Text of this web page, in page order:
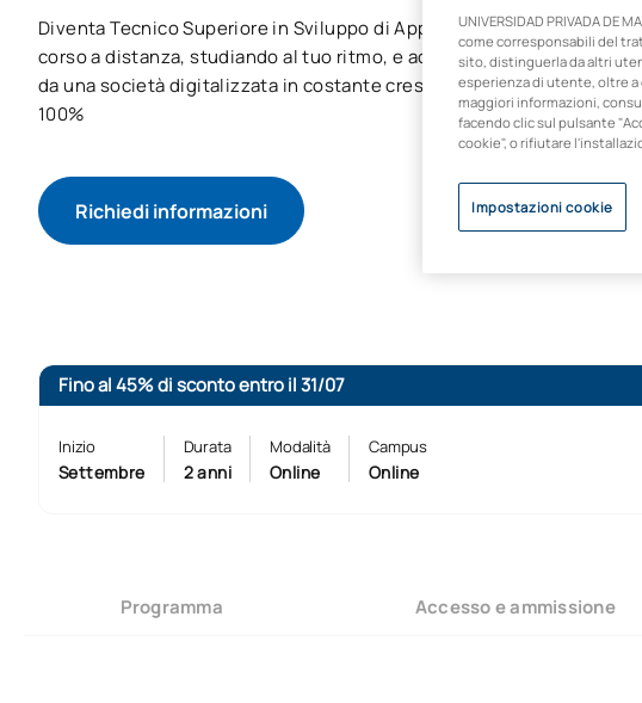
Diventa Tecnico Superiore in Sviluppo di Applicazioni
corso a distanza, studiando al tuo ritmo, e acquisisci le competenze
da una società digitalizzata in costante crescita. Occupabilità
100%
Richiedi informazioni
Fino al 45% di sconto entro il 31/07
Inizio
Settembre
Durata
2 anni
Modalità
Online
Campus
Online
Programma Accesso e ammissione
UNIVERSIDAD PRIVADA DE
come corresponsabili del
sito, distinguerla da altri
esperienza di utente, oltre a
maggiori informazioni,
facendo clic sul pulsante
cookie", o rifiutare
Impostazioni cookie